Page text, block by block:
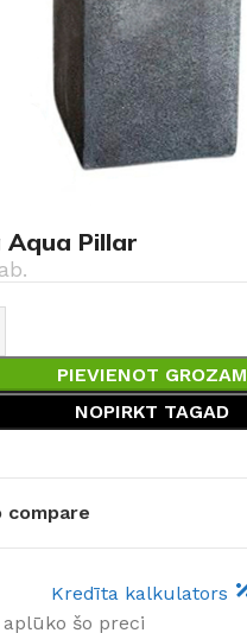
Pillar
PIEVIENOT GROZAM
NOPIRKT TAGAD
compare
Kredīta kalkulators
aplūko šo preci